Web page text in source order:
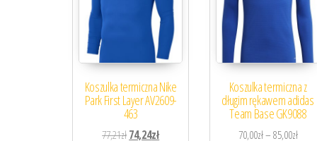
Koszulka termiczna Nike
Park First Layer AV2609-
463
77,21złPierwotna cena wynosiła: 77,21zł.
74,24złAktualna cena wynosi: 74,24zł.
Koszulka termiczna z
długim rękawem adidas
Team Base GK9088
70,00zł–85,00zł